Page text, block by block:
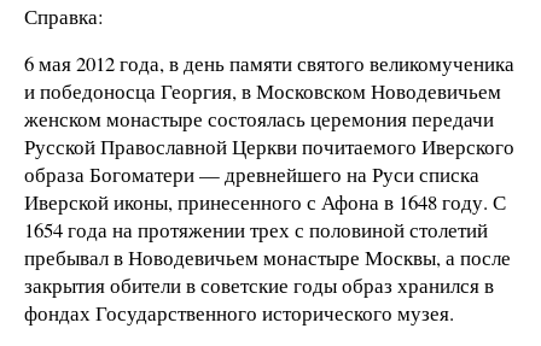
Справка:
6 мая 2012 года, в день памяти святого великомученика
и победоносца Георгия, в Московском Новодевичьем
женском монастыре состоялась церемония передачи
Русской Православной Церкви почитаемого Иверского
образа Богоматери — древнейшего на Руси списка
Иверской иконы, принесенного с Афона в 1648 году. С
1654 года на протяжении трех с половиной столетий
пребывал в Новодевичьем монастыре Москвы, а после
закрытия обители в советские годы образ хранился в
фондах Государственного исторического музея.